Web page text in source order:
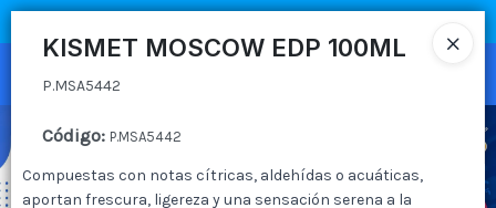
P.MSA5442
KISMET MOSCOW EDP 100ML
P.MSA5442
Código: P.MSA5442
Compuestas con notas cítricas, aldehídas o acuáticas,
aportan frescura, ligereza y una sensación serena a la
CÓMO COMPRAR
QUIÉNES SOMOS